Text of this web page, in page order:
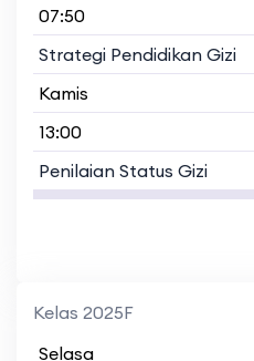
07:50
Strategi Pendidikan Gizi
Kamis
13:00
Penilaian Status Gizi
Kelas 2025F
Selasa